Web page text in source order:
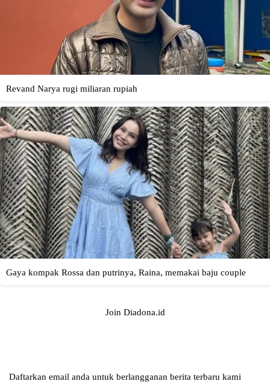
Join Diadona.id
Daftarkan email anda untuk berlangganan berita terbaru kami